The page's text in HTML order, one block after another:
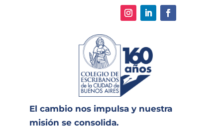
El cambio nos impulsa y nuestra
misión se consolida.